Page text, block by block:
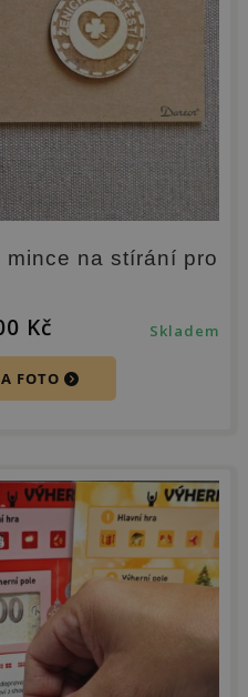
na stírání pro
Kč Skladem
FOTO